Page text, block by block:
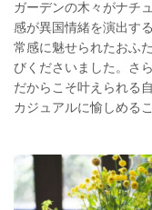
ガーデンの木々がナチ
感が異国情緒を演出す
常感に魅せられたおふ
びくださいました。さ
だからこそ叶えられる
カジュアルに愉しめる